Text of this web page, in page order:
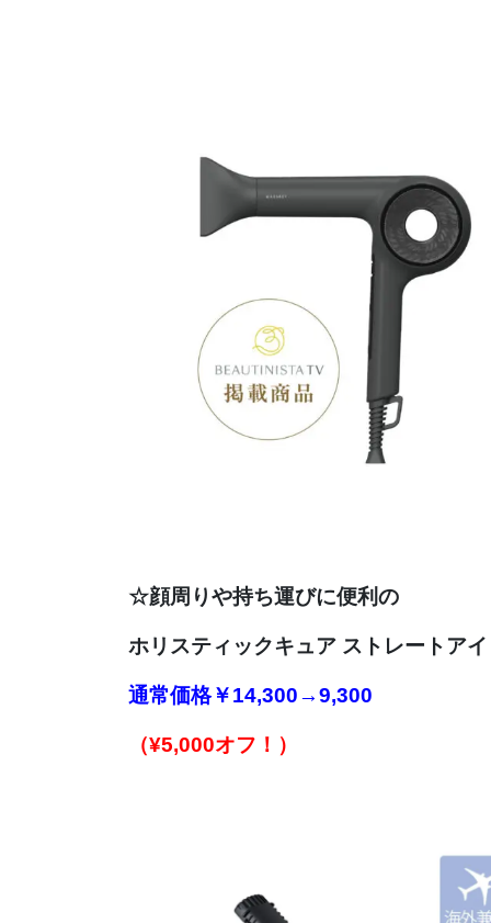
☆顔周りや持ち運びに便利の
ホリスティックキュア ストレートア
通常価格￥14,300→9,300
（¥5,000オフ！）